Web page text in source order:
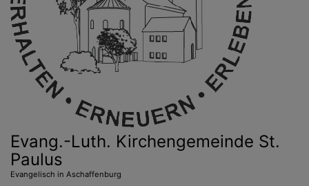
Evang.-Luth. Kirchengemeinde St.
Paulus
Evangelisch in Aschaffenburg